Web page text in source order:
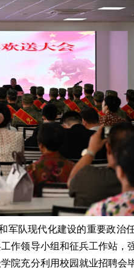
军队现代化建设的重要政治
作领导小组和征兵工作站，
院充分利用校园就业招聘会